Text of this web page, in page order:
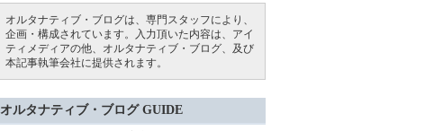
オルタナティブ・ブログは、専門スタッフにより、
企画・構成されています。入力頂いた内容は、アイ
ティメディアの他、オルタナティブ・ブログ、及び
本記事執筆会社に提供されます。
オルタナティブ・ブログ GUIDE